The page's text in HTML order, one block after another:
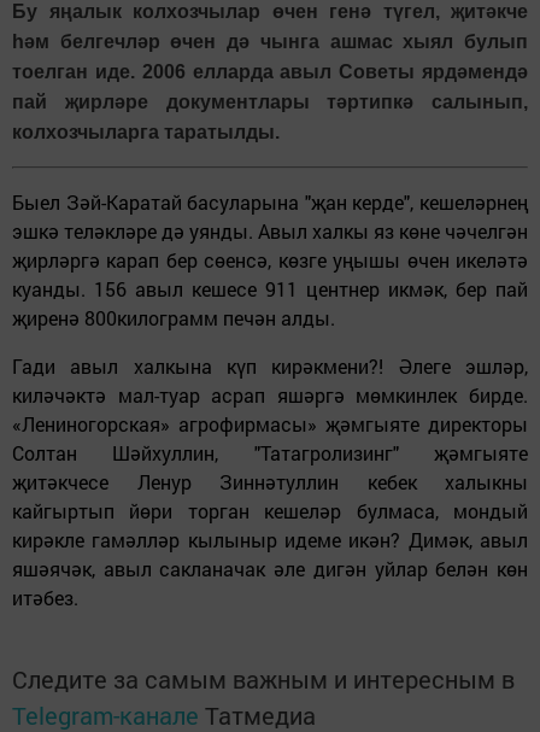
Бу яңалык колхозчылар өчен генә түгел, җитәкче
һәм белгечләр өчен дә чынга ашмас хыял булып
тоелган иде. 2006 елларда авыл Советы ярдәмендә
пай җирләре документлары тәртипкә салынып,
колхозчыларга таратылды.
Быел Зәй-Каратай басуларына "җан керде", кешеләрнең
эшкә теләкләре дә уянды. Авыл халкы яз көне чәчелгән
җирләргә карап бер сөенсә, көзге уңышы өчен икеләтә
куанды. 156 авыл кешесе 911 центнер икмәк, бер пай
җиренә 800килограмм печән алды.
Гади авыл халкына күп кирәкмени?! Әлеге эшләр,
киләчәктә мал-туар асрап яшәргә мөмкинлек бирде.
«Лениногорская» агрофирмасы» җәмгыяте директоры
Солтан Шәйхуллин, "Татагролизинг" җәмгыяте
җитәкчесе Ленур Зиннәтуллин кебек халыкны
кайгыртып йөри торган кешеләр булмаса, мондый
кирәкле гамәлләр кылыныр идеме икән? Димәк, авыл
яшәячәк, авыл сакланачак әле дигән уйлар белән көн
итәбез.
Следите за самым важным и интересным в
Telegram-канале Татмедиа